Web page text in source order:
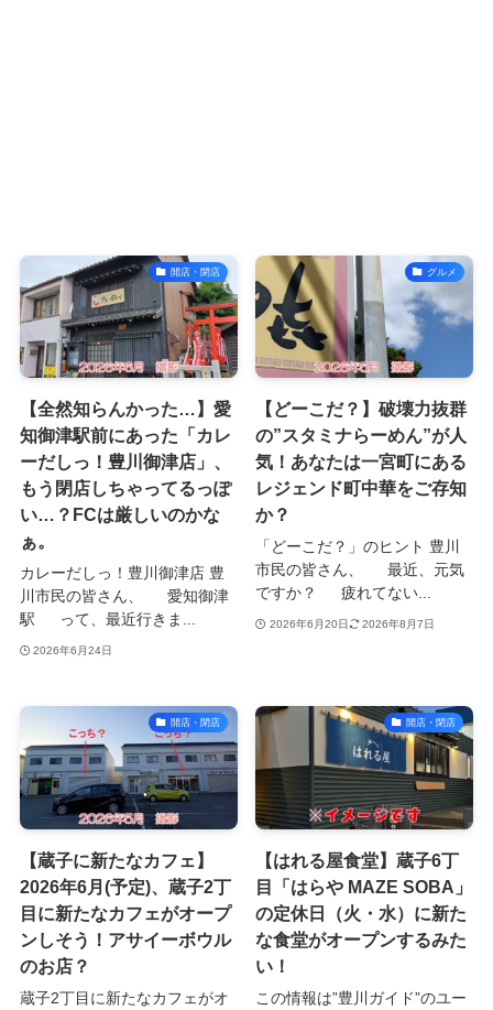
開店・閉店
【全然知らんかった…】愛
知御津駅前にあった「カレ
ーだしっ！豊川御津店」、
もう閉店しちゃってるっぽ
い…？FCは厳しいのかな
ぁ。
カレーだしっ！豊川御津店 豊
川市民の皆さん、 愛知御津
駅 って、最近行きま...
2026年6月24日
グルメ
【どーこだ？】破壊力抜群
の”スタミナらーめん”が人
気！あなたは一宮町にある
レジェンド町中華をご存知
か？
「どーこだ？」のヒント 豊川
市民の皆さん、 最近、元気
ですか？ 疲れてない...
2026年6月20日 2026年8月7日
開店・閉店
【蔵子に新たなカフェ】
2026年6月(予定)、蔵子2丁
目に新たなカフェがオープ
ンしそう！アサイーボウル
のお店？
蔵子2丁目に新たなカフェがオ
開店・閉店
【はれる屋食堂】蔵子6丁
目「はらや MAZE SOBA」
の定休日（火・水）に新た
な食堂がオープンするみた
い！
この情報は”豊川ガイド”のユー